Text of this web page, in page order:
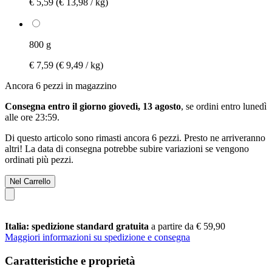
800 g
€ 7,59 (€ 9,49 / kg)
Ancora 6 pezzi in magazzino
Consegna entro il giorno giovedì, 13 agosto, se ordini entro lunedì
alle ore 23:59.
Di questo articolo sono rimasti ancora 6 pezzi. Presto ne arriveranno
altri! La data di consegna potrebbe subire variazioni se vengono
ordinati più pezzi.
Nel Carrello
Italia: spedizione standard gratuita a partire da € 59,90
Maggiori informazioni su spedizione e consegna
Caratteristiche e proprietà